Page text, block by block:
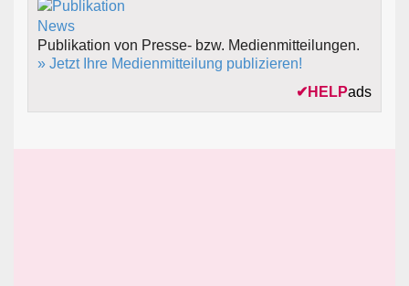
Publikation von Presse- bzw. Medienmitteilungen.
» Jetzt Ihre Medienmitteilung publizieren!
✔ HELPads